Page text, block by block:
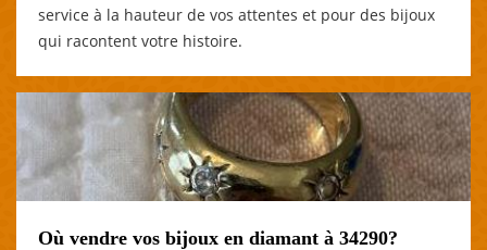
service à la hauteur de vos attentes et pour des bijoux
qui racontent votre histoire.
Où vendre vos bijoux en diamant à 34290?